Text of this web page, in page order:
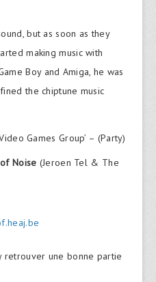
but as soon as they
making music with
Boy and Amiga, he was
the chiptune music
Games Group’ – (Party)
Noise (Jeroen Tel & The
retrouver une bonne partie